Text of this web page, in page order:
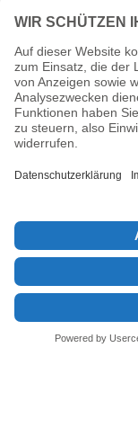
GENIUS-Acts
Stablecoin-
und
14. April 2025
Entwicklung in